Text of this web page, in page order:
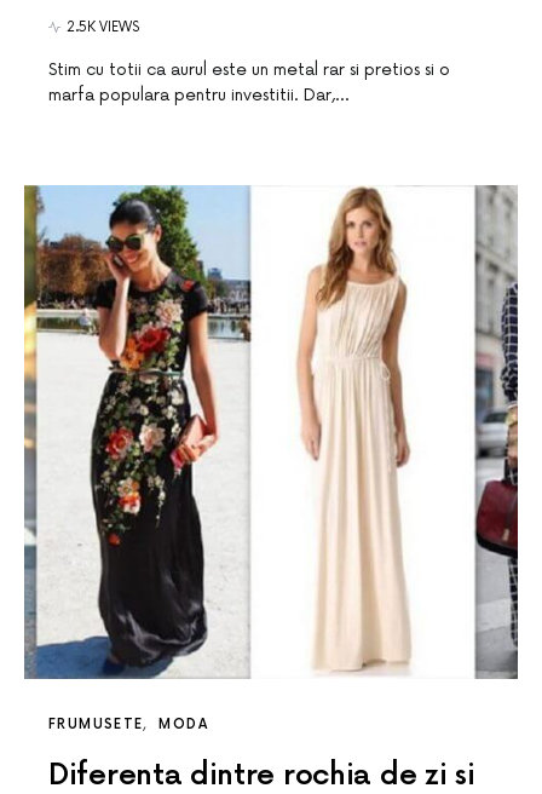
2.5K VIEWS
Stim cu totii ca aurul este un metal rar si pretios si o
marfa populara pentru investitii. Dar,…
FRUMUSETE MODA
Diferenta dintre rochia de zi si